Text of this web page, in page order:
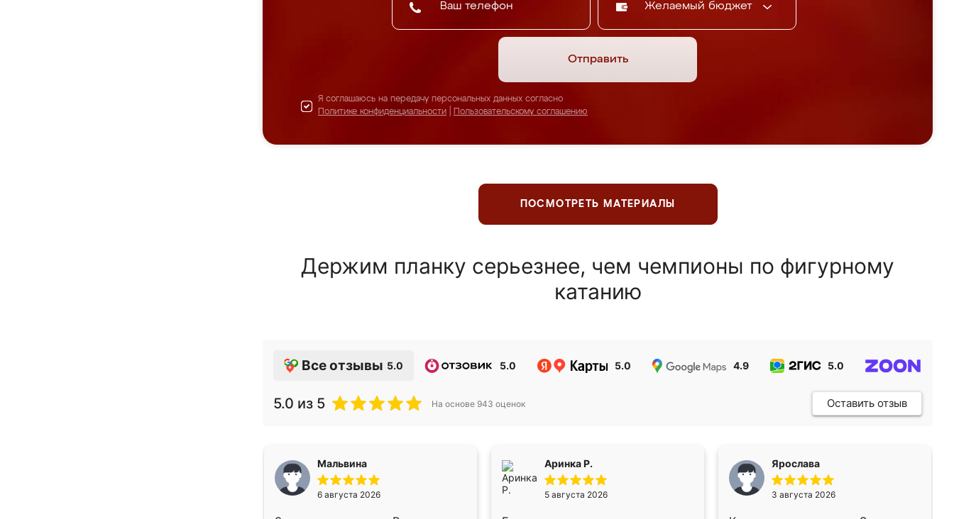
Желаемый бюджет
Отправить
Я соглашаюсь на передачу персональных данных согласно
Политике конфиденциальности
Пользовательскому соглашению
ПОСМОТРЕТЬ МАТЕРИАЛЫ
Держим планку серьезнее, чем чемпионы по фигурному
катанию
Все отзывы 5.0 5.0 5.0 4.9 5.0
5.0 из 5 На основе 943 оценок Оставить отзыв
Мальвина
6 августа 2026
Аринка Р.
5 августа 2026
Ярослава
3 августа 2026